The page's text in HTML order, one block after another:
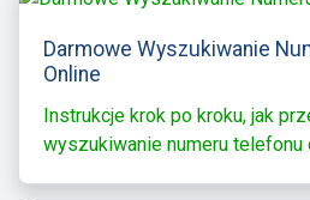
Darmowe Wyszukiwanie
Online
Instrukcje krok po kroku, jak
wyszukiwanie numeru telefonu